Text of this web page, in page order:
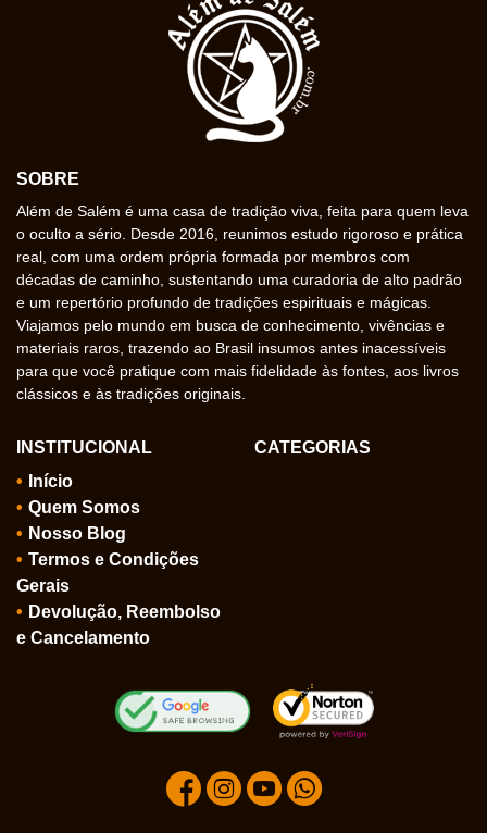
SOBRE
Além de Salém é uma casa de tradição viva, feita para quem leva
o oculto a sério. Desde 2016, reunimos estudo rigoroso e prática
real, com uma ordem própria formada por membros com
décadas de caminho, sustentando uma curadoria de alto padrão
e um repertório profundo de tradições espirituais e mágicas.
Viajamos pelo mundo em busca de conhecimento, vivências e
materiais raros, trazendo ao Brasil insumos antes inacessíveis
para que você pratique com mais fidelidade às fontes, aos livros
clássicos e às tradições originais.
INSTITUCIONAL
Início
Quem Somos
Nosso Blog
Termos e Condições
Gerais
Devolução, Reembolso
e Cancelamento
CATEGORIAS